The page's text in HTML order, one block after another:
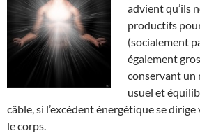
advient qu’ils
productifs
(socialement
également
conservant un
usuel et
câble, si l’excédent énergétique se dirige
le corps.